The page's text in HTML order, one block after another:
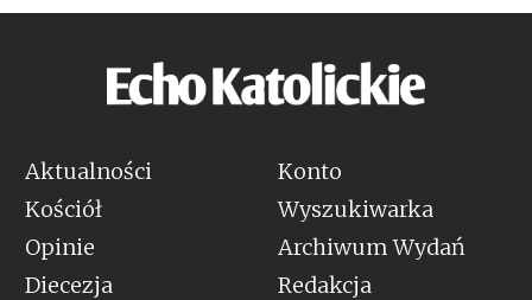
Aktualności
Kościół
Opinie
Diecezja
Konto
Wyszukiwarka
Archiwum Wydań
Redakcja